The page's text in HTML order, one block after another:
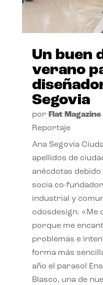
Un buen
verano
Segovia
por Flat Magazine|
Reportaje
Ana Segovia
apellidos de
anécdotas
socia co-
industrial y
odosdesign. «Me
porque me
problemas e
forma más
año el parasol
Blasco, una de